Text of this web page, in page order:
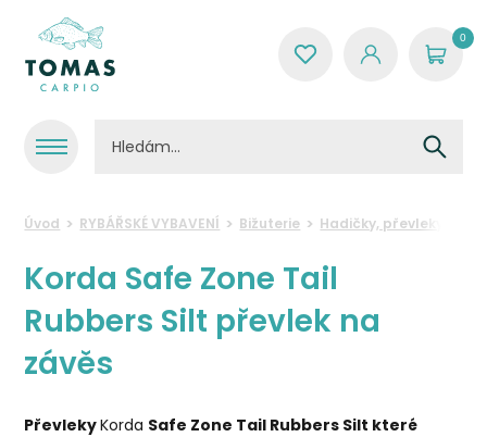
0
Úvod RYBÁŘSKÉ VYBAVENÍ Bižuterie Hadičky, převleky a
Korda Safe Zone Tail
Rubbers Silt převlek na
závěs
PřevlekyKorda Safe Zone Tail Rubbers Silt které